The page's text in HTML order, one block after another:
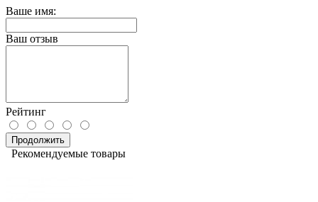
Ваше имя:
Ваш отзыв
Рейтинг
Продолжить
Рекомендуемые товары